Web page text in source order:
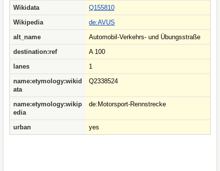
Wikidata
Q155810
Wikipedia
de:AVUS
alt_name
Automobil-Verkehrs- und Übungsstraße
destination:ref
A 100
lanes
1
name:etymology:wikid
ata
Q2338524
name:etymology:wikip
edia
de:Motorsport-Rennstrecke
urban yes